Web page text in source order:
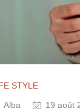
STYLE
Alba
19 août